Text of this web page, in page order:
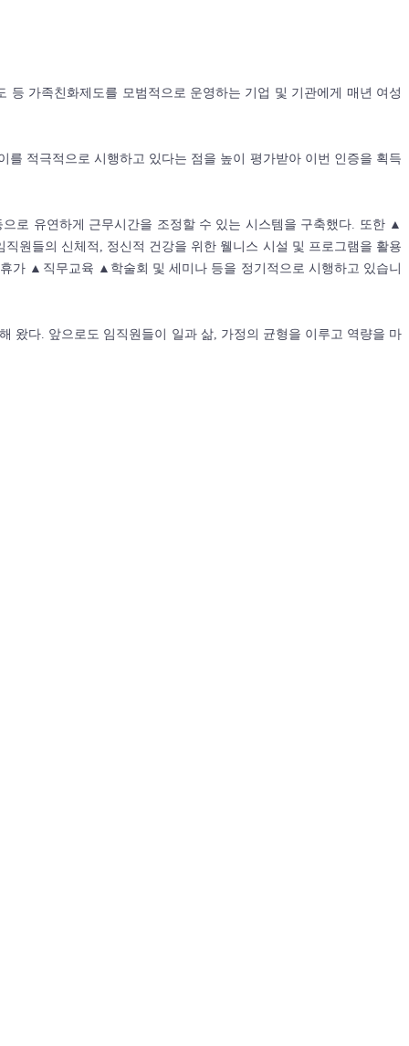
가족친화제도를 모범적으로 운영하는 기업 및 기관에게 매년 여성
적극적으로 시행하고 있다는 점을 높이 평가받아 이번 인증을 획득
로 유연하게 근무시간을 조정할 수 있는 시스템을 구축했다. 또한 ▲
직원들의 신체적, 정신적 건강을 위한 웰니스 시설 및 프로그램을 활용
▲직무교육 ▲학술회 및 세미나 등을 정기적으로 시행하고 있습니
왔다. 앞으로도 임직원들이 일과 삶, 가정의 균형을 이루고 역량을 마